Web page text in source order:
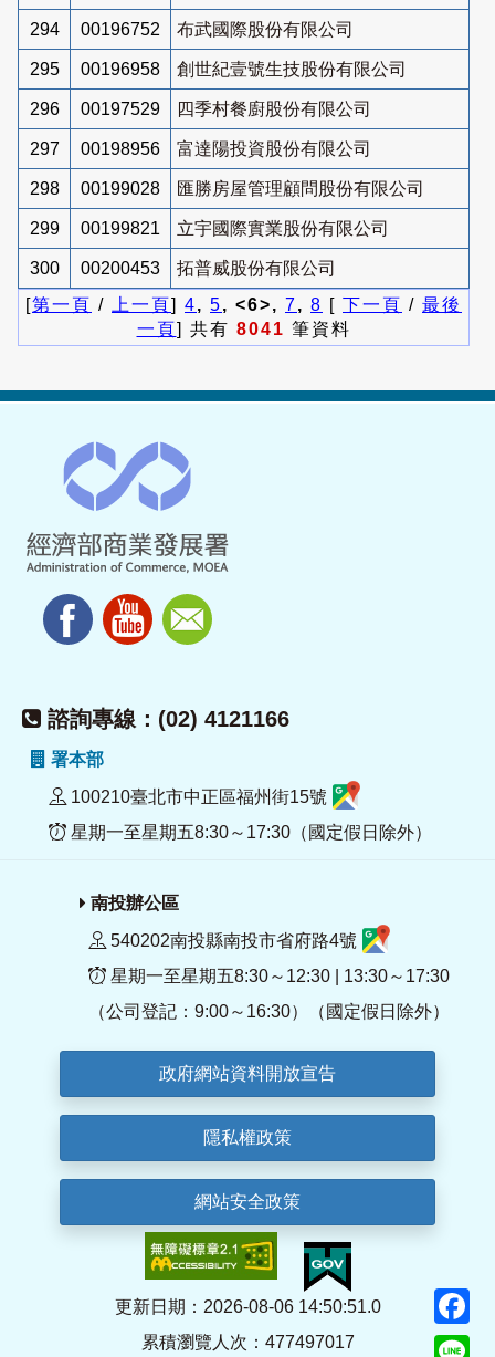
294 00196752 布武國際股份有限公司
295 00196958 創世紀壹號生技股份有限公司
296 00197529 四季村餐廚股份有限公司
297 00198956 富達陽投資股份有限公司
298 00199028 匯勝房屋管理顧問股份有限公司
299 00199821 立宇國際實業股份有限公司
300 00200453
拓普威股份有限公司
[第一頁 / 上一頁] 4, 5, <6>, 7, 8 [ 下一頁 / 最後
一頁] 共有 8041 筆資料
諮詢專線：(02) 4121166
署本部
100210臺北市中正區福州街15號
星期一至星期五8:30～17:30（國定假日除外）
南投辦公區
540202南投縣南投市省府路4號
星期一至星期五8:30～12:30 | 13:30～17:30
（公司登記：9:00～16:30）（國定假日除外）
政府網站資料開放宣告
隱私權政策
網站安全政策
更新日期：2026-08-06 14:50:51.0
累積瀏覽人次：477497017